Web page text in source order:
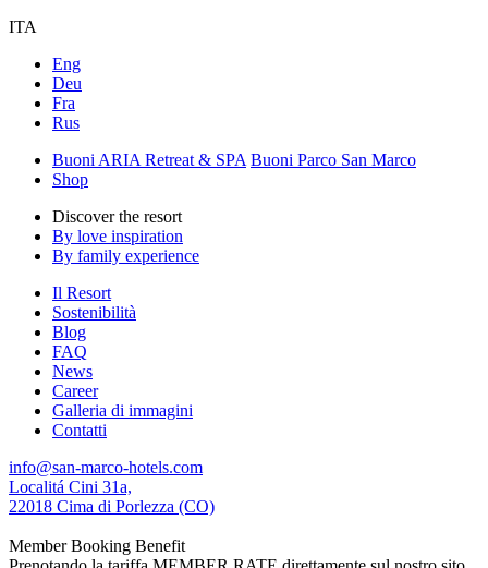
ITA
Eng
Deu
Fra
Rus
Buoni ARIA Retreat & SPA Buoni Parco San Marco
Shop
Discover the resort
By love inspiration
By family experience
Il Resort
Sostenibilità
Blog
FAQ
News
Career
Galleria di immagini
Contatti
info@san-marco-hotels.com
Localitá Cini 31a,
22018 Cima di Porlezza (CO)
Member Booking Benefit